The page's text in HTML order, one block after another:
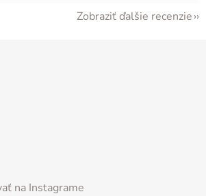
Zobraziť ďalšie recenzie
na Instagrame